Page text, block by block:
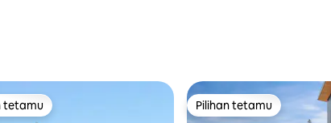
5, 4 ulasan
tetamu
tetamu Pilihan tetamu
Pilihan tetamu